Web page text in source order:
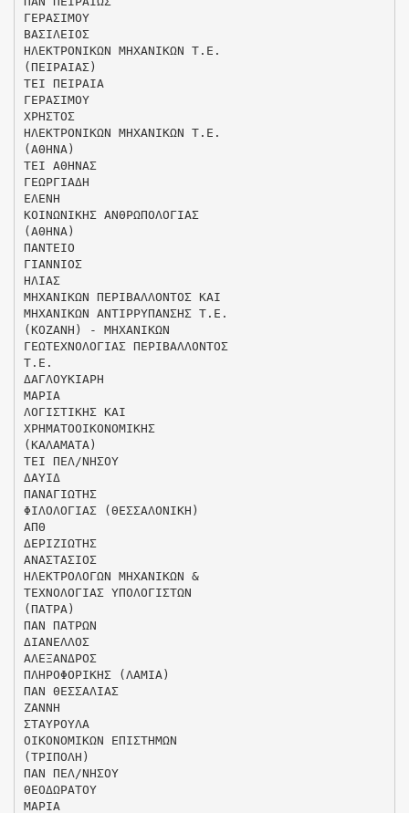
ΓΕΡΑΣΙΜΟΥ
ΒΑΣΙΛΕΙΟΣ
ΗΛΕΚΤΡΟΝΙΚΩΝ ΜΗΧΑΝΙΚΩΝ Τ.Ε.
(ΠΕΙΡΑΙΑΣ)
ΤΕΙ ΠΕΙΡΑΙΑ
ΓΕΡΑΣΙΜΟΥ
ΧΡΗΣΤΟΣ
ΗΛΕΚΤΡΟΝΙΚΩΝ ΜΗΧΑΝΙΚΩΝ Τ.Ε.
(ΑΘΗΝΑ)
ΤΕΙ ΑΘΗΝΑΣ
ΓΕΩΡΓΙΑΔΗ
ΕΛΕΝΗ
ΚΟΙΝΩΝΙΚΗΣ ΑΝΘΡΩΠΟΛΟΓΙΑΣ
(ΑΘΗΝΑ)
ΠΑΝΤΕΙΟ
ΓΙΑΝΝΙΟΣ
ΗΛΙΑΣ
ΜΗΧΑΝΙΚΩΝ ΠΕΡΙΒΑΛΛΟΝΤΟΣ ΚΑΙ
ΜΗΧΑΝΙΚΩΝ ΑΝΤΙΡΡΥΠΑΝΣΗΣ Τ.Ε.
(ΚΟΖΑΝΗ) - ΜΗΧΑΝΙΚΩΝ
ΓΕΩΤΕΧΝΟΛΟΓΙΑΣ ΠΕΡΙΒΑΛΛΟΝΤΟΣ
Τ.Ε.
ΔΑΓΛΟΥΚΙΑΡΗ
ΜΑΡΙΑ
ΛΟΓΙΣΤΙΚΗΣ ΚΑΙ
ΧΡΗΜΑΤΟΟΙΚΟΝΟΜΙΚΗΣ
(ΚΑΛΑΜΑΤΑ)
ΤΕΙ ΠΕΛ/ΝΗΣΟΥ
ΔΑΥΙΔ
ΠΑΝΑΓΙΩΤΗΣ
ΦΙΛΟΛΟΓΙΑΣ (ΘΕΣΣΑΛΟΝΙΚΗ)
ΑΠΘ
ΔΕΡΙΖΙΩΤΗΣ
ΑΝΑΣΤΑΣΙΟΣ
ΗΛΕΚΤΡΟΛΟΓΩΝ ΜΗΧΑΝΙΚΩΝ &
ΤΕΧΝΟΛΟΓΙΑΣ ΥΠΟΛΟΓΙΣΤΩΝ
(ΠΑΤΡΑ)
ΠΑΝ ΠΑΤΡΩΝ
ΔΙΑΝΕΛΛΟΣ
ΑΛΕΞΑΝΔΡΟΣ
ΠΛΗΡΟΦΟΡΙΚΗΣ (ΛΑΜΙΑ)
ΠΑΝ ΘΕΣΣΑΛΙΑΣ
ΖΑΝΝΗ
ΣΤΑΥΡΟΥΛΑ
ΟΙΚΟΝΟΜΙΚΩΝ ΕΠΙΣΤΗΜΩΝ
(ΤΡΙΠΟΛΗ)
ΠΑΝ ΠΕΛ/ΝΗΣΟΥ
ΘΕΟΔΩΡΑΤΟΥ
ΜΑΡΙΑ